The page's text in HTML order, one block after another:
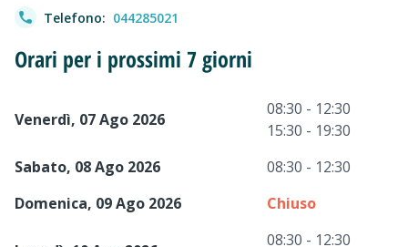
Telefono: 044285021
Orari per i prossimi 7 giorni
Venerdì, 07 Ago 2026
08:30 - 12:30
15:30 - 19:30
Sabato, 08 Ago 2026
08:30 - 12:30
Domenica, 09 Ago 2026
Chiuso
08:30 - 12:30